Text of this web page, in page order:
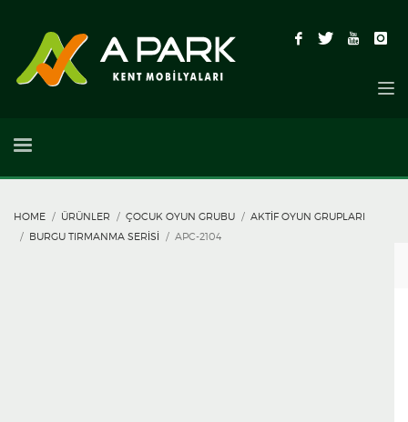
HOME ÜRÜNLER ÇOCUK OYUN GRUBU
AKTIF OYUN GRUPLARI
BURGU TIRMANMA SERISI
APC-2104